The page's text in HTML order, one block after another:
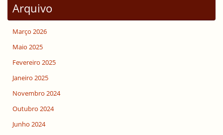
Arquivo
Março 2026
Maio 2025
Fevereiro 2025
Janeiro 2025
Novembro 2024
Outubro 2024
Junho 2024